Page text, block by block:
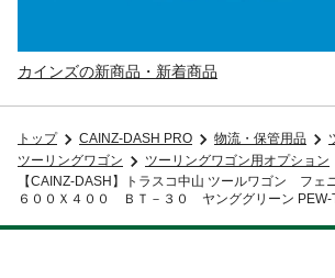
カインズの新商品・新着商品
トップ CAINZ-DASH PRO 物流・保管用品
ツーリングワゴン
ツーリングワゴン用オプション
【CAINZ-DASH】トラスコ中山 ツールワゴン フ
６００Ｘ４００ ＢＴ－３０ ヤンググリーン PEW-